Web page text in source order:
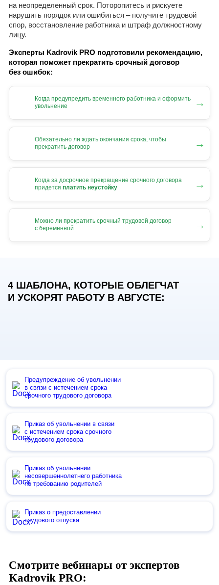
на неопределенный срок. Поторопитесь и рискуете
нарушить порядок или ошибиться – получите трудовой
спор, восстановление работника и штраф должностному
лицу.
Эксперты Kadrovik PRO подготовили рекомендацию,
которая поможет прекратить срочный договор
без ошибок:
Когда предупредить временного работника и оформить
увольнение
→
Обязательно ли ждать окончания срока, чтобы
прекратить договор
→
Когда за досрочное прекращение срочного договора
придется платить неустойку →
Можно ли прекратить срочный трудовой договор
с беременной
→
4 ШАБЛОНА, КОТОРЫЕ ОБЛЕГЧАТ
И УСКОРЯТ РАБОТУ В АВГУСТЕ:
Предупреждение об увольнении
в связи с истечением срока
срочного трудового договора
Приказ об увольнении в связи
с истечением срока срочного
трудового договора
Приказ об увольнении
несовершеннолетнего работника
по требованию родителей
Приказ о предоставлении
трудового отпуска
Смотрите вебинары от экспертов
Kadrovik PRO: